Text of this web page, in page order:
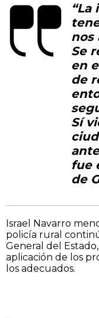
“La
nos
Se
en
de
Sí
fue
de
Israel Navarro
policía rural
General del
aplicación de los
los adecuados.